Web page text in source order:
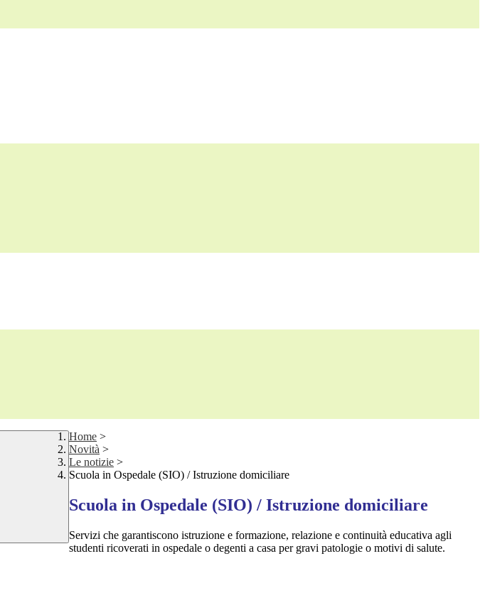
Home >
Novità >
Le notizie >
Scuola in Ospedale (SIO) / Istruzione domiciliare
Scuola in Ospedale (SIO) / Istruzione domiciliare
Servizi che garantiscono istruzione e formazione, relazione e continuità educativa agli
studenti ricoverati in ospedale o degenti a casa per gravi patologie o motivi di salute.